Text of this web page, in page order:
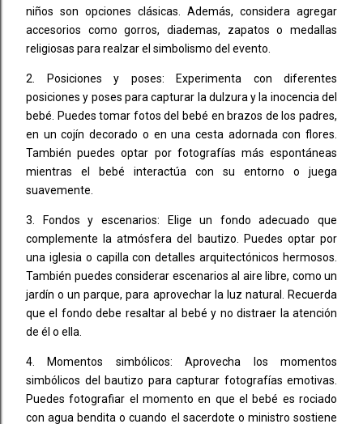
niños son opciones clásicas. Además, considera agregar
accesorios como gorros, diademas, zapatos o medallas
religiosas para realzar el simbolismo del evento.
2. Posiciones y poses: Experimenta con diferentes
posiciones y poses para capturar la dulzura y la inocencia del
bebé. Puedes tomar fotos del bebé en brazos de los padres,
en un cojín decorado o en una cesta adornada con flores.
También puedes optar por fotografías más espontáneas
mientras el bebé interactúa con su entorno o juega
suavemente.
3. Fondos y escenarios: Elige un fondo adecuado que
complemente la atmósfera del bautizo. Puedes optar por
una iglesia o capilla con detalles arquitectónicos hermosos.
También puedes considerar escenarios al aire libre, como un
jardín o un parque, para aprovechar la luz natural. Recuerda
que el fondo debe resaltar al bebé y no distraer la atención
de él o ella.
4. Momentos simbólicos: Aprovecha los momentos
simbólicos del bautizo para capturar fotografías emotivas.
Puedes fotografiar el momento en que el bebé es rociado
con agua bendita o cuando el sacerdote o ministro sostiene